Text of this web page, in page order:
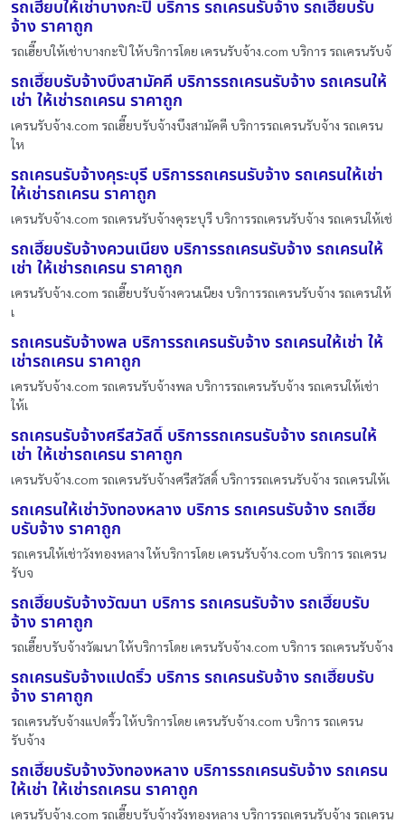
รถเฮี๊ยบให้เช่าบางกะปิ บริการ รถเครนรับจ้าง รถเฮี๊ยบรับ
จ้าง ราคาถูก
รถเฮี๊ยบให้เช่าบางกะปิ ให้บริการโดย เครนรับจ้าง.com บริการ รถเครนรับจ้
รถเฮี๊ยบรับจ้างบึงสามัคคี บริการรถเครนรับจ้าง รถเครนให้
เช่า ให้เช่ารถเครน ราคาถูก
เครนรับจ้าง.com รถเฮี๊ยบรับจ้างบึงสามัคคี บริการรถเครนรับจ้าง รถเครน
ให
รถเครนรับจ้างคุระบุรี บริการรถเครนรับจ้าง รถเครนให้เช่า
ให้เช่ารถเครน ราคาถูก
เครนรับจ้าง.com รถเครนรับจ้างคุระบุรี บริการรถเครนรับจ้าง รถเครนให้เช่
รถเฮี๊ยบรับจ้างควนเนียง บริการรถเครนรับจ้าง รถเครนให้
เช่า ให้เช่ารถเครน ราคาถูก
เครนรับจ้าง.com รถเฮี๊ยบรับจ้างควนเนียง บริการรถเครนรับจ้าง รถเครนให้
เ
รถเครนรับจ้างพล บริการรถเครนรับจ้าง รถเครนให้เช่า ให้
เช่ารถเครน ราคาถูก
เครนรับจ้าง.com รถเครนรับจ้างพล บริการรถเครนรับจ้าง รถเครนให้เช่า
ให้เ
รถเครนรับจ้างศรีสวัสดิ์ บริการรถเครนรับจ้าง รถเครนให้
เช่า ให้เช่ารถเครน ราคาถูก
เครนรับจ้าง.com รถเครนรับจ้างศรีสวัสดิ์ บริการรถเครนรับจ้าง รถเครนให้เ
รถเครนให้เช่าวังทองหลาง บริการ รถเครนรับจ้าง รถเฮี๊ย
บรับจ้าง ราคาถูก
รถเครนให้เช่าวังทองหลาง ให้บริการโดย เครนรับจ้าง.com บริการ รถเครน
รับจ
รถเฮี๊ยบรับจ้างวัฒนา บริการ รถเครนรับจ้าง รถเฮี๊ยบรับ
จ้าง ราคาถูก
รถเฮี๊ยบรับจ้างวัฒนา ให้บริการโดย เครนรับจ้าง.com บริการ รถเครนรับจ้าง
รถเครนรับจ้างแปดริ้ว บริการ รถเครนรับจ้าง รถเฮี๊ยบรับ
จ้าง ราคาถูก
รถเครนรับจ้างแปดริ้ว ให้บริการโดย เครนรับจ้าง.com บริการ รถเครน
รับจ้าง
รถเฮี๊ยบรับจ้างวังทองหลาง บริการรถเครนรับจ้าง รถเครน
ให้เช่า ให้เช่ารถเครน ราคาถูก
เครนรับจ้าง.com รถเฮี๊ยบรับจ้างวังทองหลาง บริการรถเครนรับจ้าง รถเครน